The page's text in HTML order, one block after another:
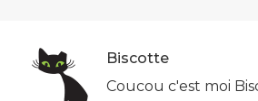
Biscotte
Coucou c'est moi